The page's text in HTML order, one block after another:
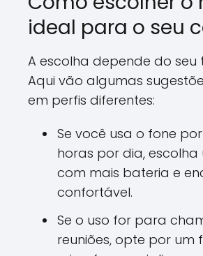
ideal para o seu
A escolha depende do seu
Aqui vão algumas
em perfis diferentes:
Se você usa o fone
horas por dia,
com mais bateria e
confortável.
Se o uso for para
reuniões, opte por um